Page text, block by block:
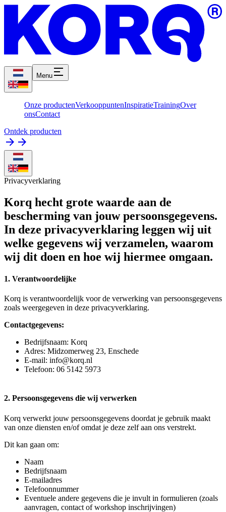
Menu
Onze productenVerkooppuntenInspiratieTrainingOver
onsContact
Ontdek producten
Privacyverklaring
Korq hecht grote waarde aan de
bescherming van jouw persoonsgegevens.
In deze privacyverklaring leggen wij uit
welke gegevens wij verzamelen, waarom
wij dit doen en hoe wij hiermee omgaan.
1. Verantwoordelijke
Korq is verantwoordelijk voor de verwerking van persoonsgegevens
zoals weergegeven in deze privacyverklaring.
Contactgegevens:
Bedrijfsnaam: Korq
Adres: Midzomerweg 23, Enschede
E-mail: info@korq.nl
Telefoon: 06 5142 5973
2. Persoonsgegevens die wij verwerken
Korq verwerkt jouw persoonsgegevens doordat je gebruik maakt
van onze diensten en/of omdat je deze zelf aan ons verstrekt.
Dit kan gaan om:
Naam
Bedrijfsnaam
E-mailadres
Telefoonnummer
Eventuele andere gegevens die je invult in formulieren (zoals
aanvragen, contact of workshop inschrijvingen)